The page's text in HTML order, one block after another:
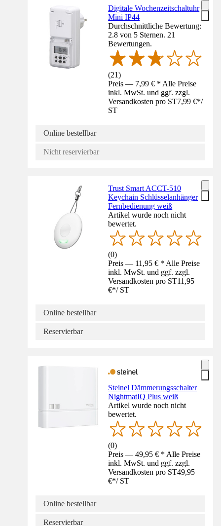
Digitale Wochenzeitschaltuhr
Mini IP44
Durchschnittliche Bewertung:
2.8 von 5 Sternen. 21
Bewertungen.
(21)
Preis — 7,99 € * Alle Preise
inkl. MwSt. und ggf. zzgl.
Versandkosten pro ST7,99 €*/
ST
Online bestellbar
Nicht reservierbar
Trust Smart ACCT-510
Keychain Schlüsselanhänger
Fernbedienung weiß
Artikel wurde noch nicht
bewertet.
(0)
Preis — 11,95 € * Alle Preise
inkl. MwSt. und ggf. zzgl.
Versandkosten pro ST11,95
€*/ ST
Online bestellbar
Reservierbar
Steinel Dämmerungsschalter
NightmatIQ Plus weiß
Artikel wurde noch nicht
bewertet.
(0)
Preis — 49,95 € * Alle Preise
inkl. MwSt. und ggf. zzgl.
Versandkosten pro ST49,95
€*/ ST
Online bestellbar
Reservierbar